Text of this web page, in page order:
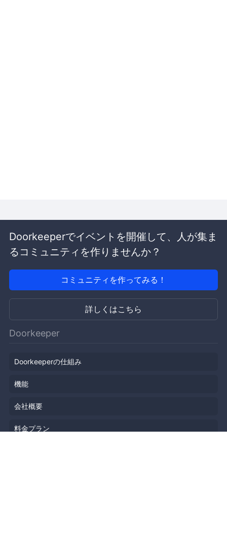
Doorkeeperでイベントを開催して、人が集ま
るコミュニティを作りませんか？
コミュニティを作ってみる！
詳しくはこちら
Doorkeeper
Doorkeeperの仕組み
機能
会社概要
料金プラン